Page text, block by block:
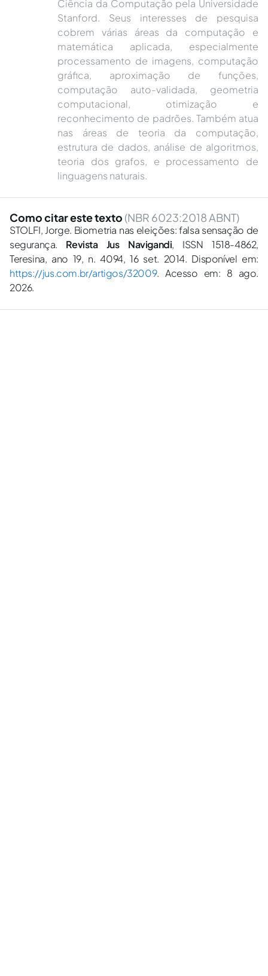
Ciência da Computação pela Universidade
Stanford. Seus interesses de pesquisa
cobrem várias áreas da computação e
matemática aplicada, especialmente
processamento de imagens, computação
gráfica, aproximação de funções,
computação auto-validada, geometria
computacional, otimização e
reconhecimento de padrões. Também atua
nas áreas de teoria da computação,
estrutura de dados, análise de algoritmos,
teoria dos grafos, e processamento de
linguagens naturais.
Como citar este texto (NBR 6023:2018 ABNT)
STOLFI, Jorge. Biometria nas eleições: falsa sensação de
segurança. Revista Jus Navigandi, ISSN 1518-4862,
Teresina, ano 19, n. 4094, 16 set. 2014. Disponível em:
https://jus.com.br/artigos/32009. Acesso em: 8 ago.
2026.